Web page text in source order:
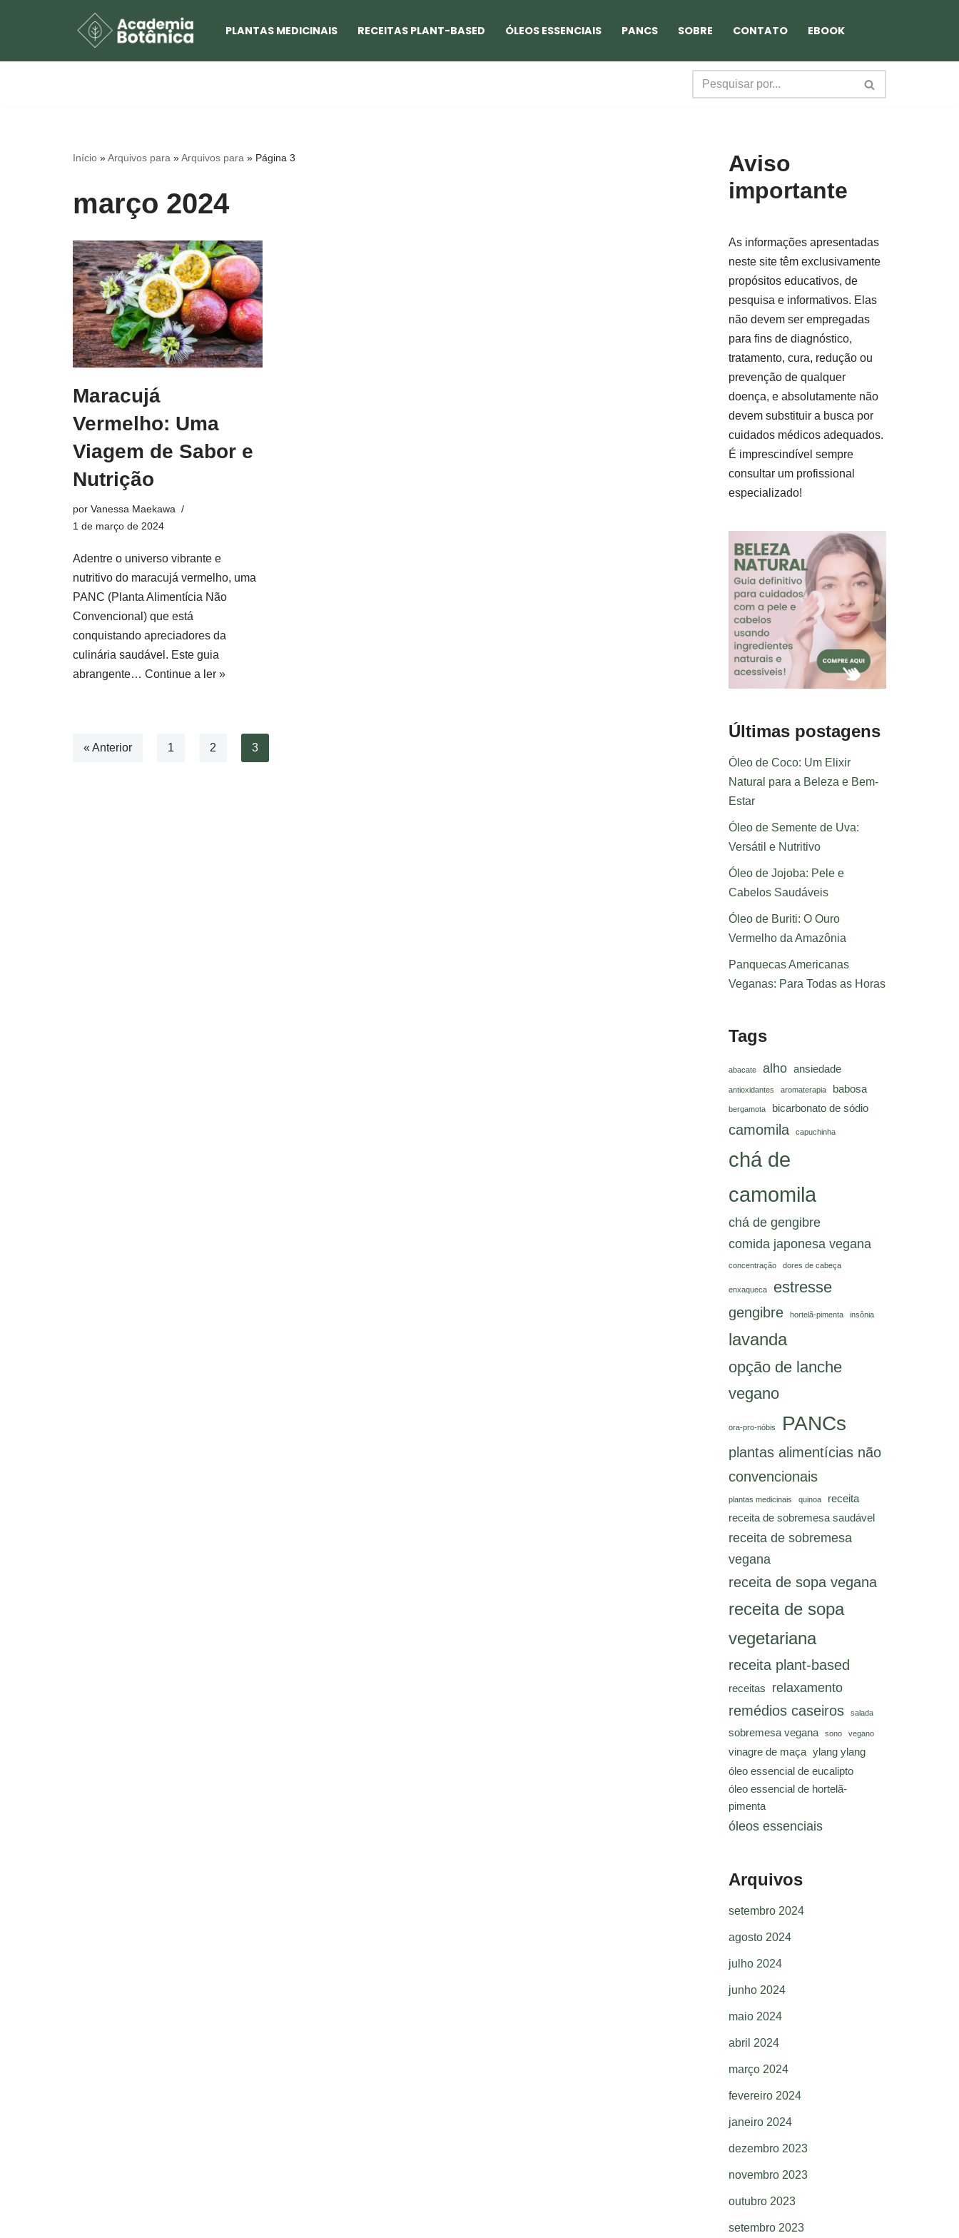
para
PLANTAS MEDICINAIS RECEITAS PLANT-BASED ÓLEOS ESSENCIAIS PANCS SOBRE CONTATO EBOOK
Início »Arquivos para »Arquivos para » Página 3
março 2024
Maracujá
Vermelho: Uma
Viagem de Sabor e
Nutrição
por Vanessa Maekawa
1 de março de 2024
Adentre o universo vibrante e
nutritivo do maracujá vermelho, uma
PANC (Planta Alimentícia Não
Convencional) que está
conquistando apreciadores da
culinária saudável. Este guia
abrangente… Continue a ler »
« Anterior 1 2 3
Aviso
importante
As informações apresentadas
neste site têm exclusivamente
propósitos educativos, de
pesquisa e informativos. Elas
não devem ser empregadas
para fins de diagnóstico,
tratamento, cura, redução ou
prevenção de qualquer
doença, e absolutamente não
devem substituir a busca por
cuidados médicos adequados.
É imprescindível sempre
consultar um profissional
especializado!
Últimas postagens
Óleo de Coco: Um Elixir
Natural para a Beleza e Bem-
Estar
Óleo de Semente de Uva:
Versátil e Nutritivo
Óleo de Jojoba: Pele e
Cabelos Saudáveis
Óleo de Buriti: O Ouro
Vermelho da Amazônia
Panquecas Americanas
Veganas: Para Todas as Horas
Tags
abacate alho ansiedade
antioxidantes aromaterapia babosa
bergamota bicarbonato de sódio
camomila capuchinha
chá de
camomila
chá de gengibre
comida japonesa vegana
concentração dores de cabeça
enxaqueca estresse
gengibre hortelã-pimenta insônia
lavanda
opção de lanche
vegano
ora-pro-nóbis PANCs
plantas alimentícias não
convencionais
plantas medicinais quinoa
receita
receita de sobremesa saudável
receita de sobremesa
vegana
receita de sopa vegana
receita de sopa
vegetariana
receita plant-based
receitas relaxamento
remédios caseiros salada
sobremesa vegana sono vegano
vinagre de maça ylang ylang
óleo essencial de eucalipto
óleo essencial de hortelã-
pimenta
óleos essenciais
Arquivos
setembro 2024
agosto 2024
julho 2024
junho 2024
maio 2024
abril 2024
março 2024
fevereiro 2024
janeiro 2024
dezembro 2023
novembro 2023
outubro 2023
setembro 2023